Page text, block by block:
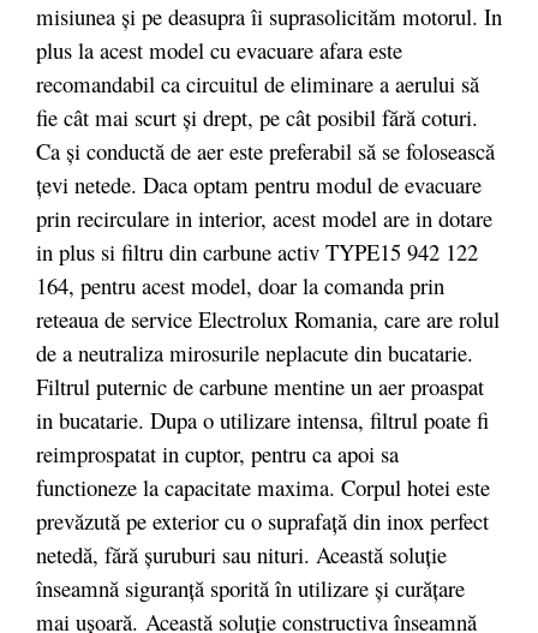
misiunea şi pe deasupra îi suprasolicităm motorul. In
plus la acest model cu evacuare afara este
recomandabil ca circuitul de eliminare a aerului să
fie cât mai scurt şi drept, pe cât posibil fără coturi.
Ca şi conductă de aer este preferabil să se folosească
ţevi netede. Daca optam pentru modul de evacuare
prin recirculare in interior, acest model are in dotare
in plus si filtru din carbune activ TYPE15 942 122
164, pentru acest model, doar la comanda prin
reteaua de service Electrolux Romania, care are rolul
de a neutraliza mirosurile neplacute din bucatarie.
Filtrul puternic de carbune mentine un aer proaspat
in bucatarie. Dupa o utilizare intensa, filtrul poate fi
reimprospatat in cuptor, pentru ca apoi sa
functioneze la capacitate maxima. Corpul hotei este
prevăzută pe exterior cu o suprafaţă din inox perfect
netedă, fără şuruburi sau nituri. Această soluţie
înseamnă siguranţă sporită în utilizare şi curăţare
mai uşoară. Această soluţie constructiva înseamnă